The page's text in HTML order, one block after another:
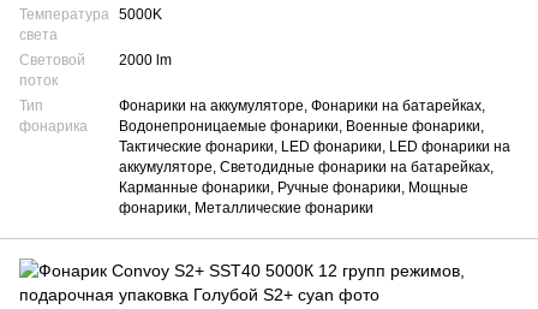
Температура
света
5000K
Световой
поток
2000 lm
Тип
фонарика
Фонарики на аккумуляторе, Фонарики на батарейках,
Водонепроницаемые фонарики, Военные фонарики,
Тактические фонарики, LED фонарики, LED фонарики на
аккумуляторе, Светодидные фонарики на батарейках,
Карманные фонарики, Ручные фонарики, Мощные
фонарики, Металлические фонарики